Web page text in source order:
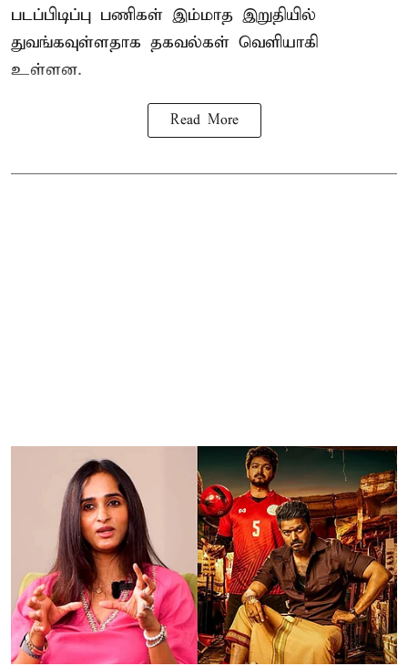
படப்பிடிப்பு பணிகள் இம்மாத இறுதியில்
துவங்கவுள்ளதாக தகவல்கள் வெளியாகி
உள்ளன.
Read More